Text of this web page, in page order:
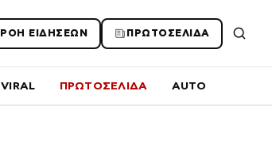
ΡΟΗ ΕΙΔΗΣΕΩΝ ΠΡΩΤΟΣΕΛΙΔΑ
VIRAL ΠΡΩΤΟΣΕΛΙΔΑ AUTO